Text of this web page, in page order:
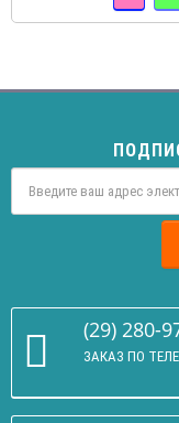
(29) 280-
ЗАКАЗ ПО